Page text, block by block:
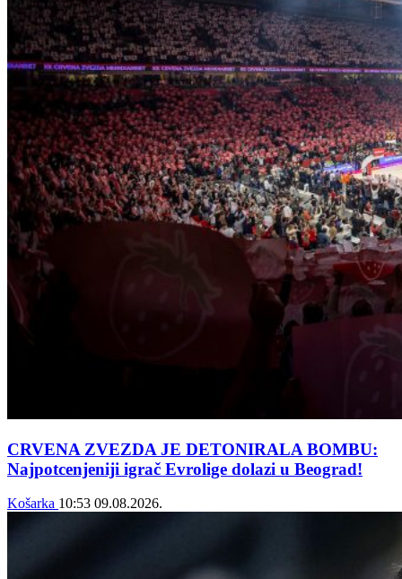
CRVENA ZVEZDA JE DETONIRALA BOMBU:
Najpotcenjeniji igrač Evrolige dolazi u Beograd!
Košarka 10:53 09.08.2026.